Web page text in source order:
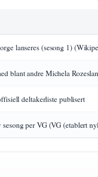
lanseres (sesong 1)
blant andre Michela
deltakerliste publisert
per VG (VG (etablert